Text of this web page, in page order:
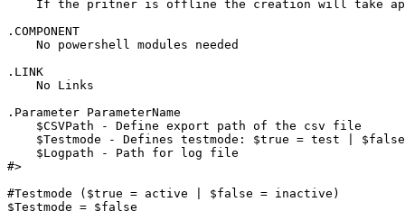
If the pritner is offline the creation will take
.COMPONENT
    No powershell modules needed
.LINK
    No Links
.Parameter ParameterName
    $CSVPath - Define export path of the csv file
$Testmode - Defines testmode: $true = test |
    $Logpath - Path for log file
#>
#Testmode ($true = active | $false = inactive)
$Testmode = $false